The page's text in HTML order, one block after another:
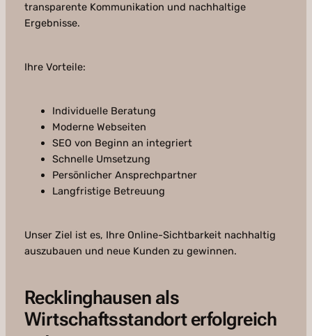
transparente Kommunikation und nachhaltige
Ergebnisse.
Ihre Vorteile:
Individuelle Beratung
Moderne Webseiten
SEO von Beginn an integriert
Schnelle Umsetzung
Persönlicher Ansprechpartner
Langfristige Betreuung
Unser Ziel ist es, Ihre Online-Sichtbarkeit nachhaltig
auszubauen und neue Kunden zu gewinnen.
Recklinghausen als
Wirtschaftsstandort erfolgreich